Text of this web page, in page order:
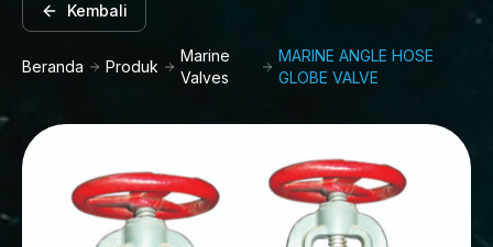
Kembali
Beranda Produk
Marine
Valves
MARINE ANGLE HOSE
GLOBE VALVE